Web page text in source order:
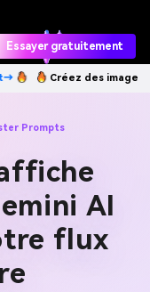
Essayer gratuitement
l’infini. 100 % gratuit!
Prompts
AI
flux